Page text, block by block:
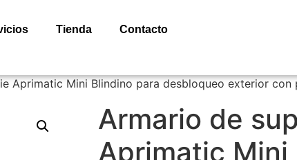
Tienda Contacto
Aprimatic Mini Blindino para desbloqueo exterior con
Armario de
Aprimatic Mini